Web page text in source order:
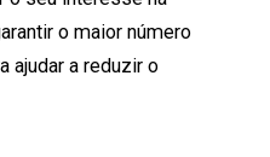
o maior número
ajudar a reduzir o